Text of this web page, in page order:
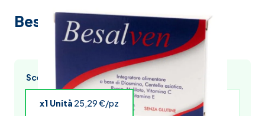
Besalven 30 Compresse
Scegli l’acquisto multiplo e risparmia
x1 Unità 25,29 €/pz 24,78 €/pz